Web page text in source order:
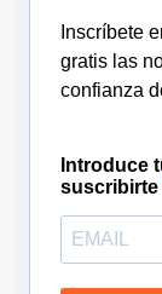
Inscríbete
gratis las
confianza
Introduce
suscribirte